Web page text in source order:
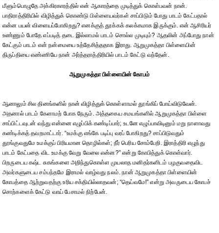
மீளும்பொழுதே அக்கிரகாரத்தில் என் ஆகாரத்தை முடித்துக் கொள்பவன் நான்.
பாதிராத்திரியில் விழித்துக் கொண்டு பிள்ளையவர்கள் சாப்பிடும் போது பாடம் கேட்பதால்
என்ன பயன் விளையப்போகிறது? எனக்குத் தூக்கக் கலக்கமாக இருக்கும். என் ஆசிரியர்
உண்ணும் போதே எப்படித் தடை இல்லாமல் பாடம் சொல்ல முடியும்? ஆதலின் அப்போது நான்
கேட்கும் பாடம் என் நன்மையை உத்தேசித்ததாக இராது. ஆறுமுகத்தா பிள்ளையின்
திருப்தியை எண்ணியே நான் அர்த்தராத்திரியில் பாடம் கேட்டு வந்தேன்.
ஆறுமுகத்தா பிள்ளையின் கோபம்
ஆனாலும் சில தினங்களில் நான் விழித்துக் கொள்ளாமல் தூங்கிப் போய்விடுவேன்.
அதனால் பாடம் கேளாமற் போக நேரும். அத்தகைய சமயங்களில் ஆறுமுகத்தா பிள்ளை
சாப்பிட்டவுடன் வந்து என்னை எழுப்பிக் கண்டிப்பார்; உடனே எழுப்பாவிடினும் மறு நாளாவது
கண்டிக்கத் தவறமாட்டார். “உமக்கு எங்கே படிப்பு வரப் போகிறது? சாப்பிடுவதும்
தூங்குவதுமே உமக்குப் பிரியமான தொழில்கள்; நீர் பெரிய சோம்பேறி. இராத்திரி எழுந்து
பாடம் கேட்பதை விட உமக்கு வேறு வேலை என்ன?” என்று கோபித்துக் கொள்வார்.
பிறருடைய கஷ்ட சுகங்களை அறிந்துகொள்ள முயலாத மனிதர்களிடம் பழகுவதைவிட
அவர்களுடைய சம்பந்தமே இராமல் வாழ்வது நலம். நான் ஆறுமுகத்தா பிள்ளையின்
கோபத்தை ஆற்றுவதற்கு உரிய சக்தியில்லாதவன்; “தெய்வமே!” என்று அவருடைய கோபச்
சொற்களைக் கேட்டு வாய் பேசாமல் நிற்பேன்.